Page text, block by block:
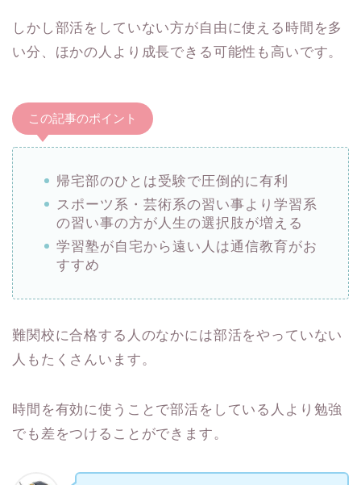
しかし部活をしていない方が自由に使える時間を多
い分、ほかの人より成長できる可能性も高いです。
この記事のポイント
帰宅部のひとは受験で圧倒的に有利
スポーツ系・芸術系の習い事より学習系
の習い事の方が人生の選択肢が増える
学習塾が自宅から遠い人は通信教育がお
すすめ
難関校に合格する人のなかには部活をやっていない
人もたくさんいます。
時間を有効に使うことで部活をしている人より勉強
でも差をつけることができます。